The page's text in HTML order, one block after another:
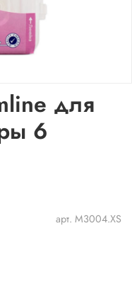
арт. M3004.XS
для
6